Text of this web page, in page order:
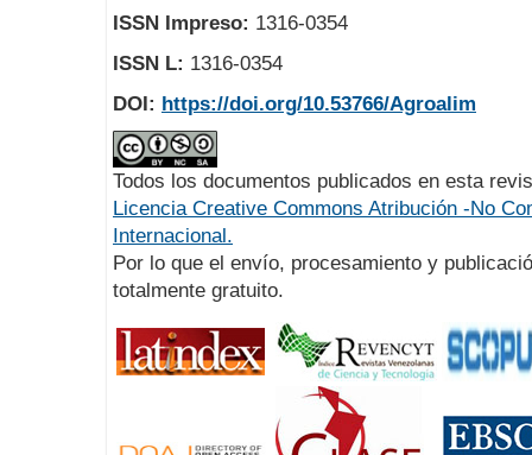
ISSN Impreso: 1316-0354
ISSN L: 1316-0354
DOI: https://doi.org/10.53766/Agroalim
Todos los documentos publicados en esta
Licencia Creative Commons Atribución -No
Internacional.
Por lo que el envío, procesamiento y
totalmente gratuito.